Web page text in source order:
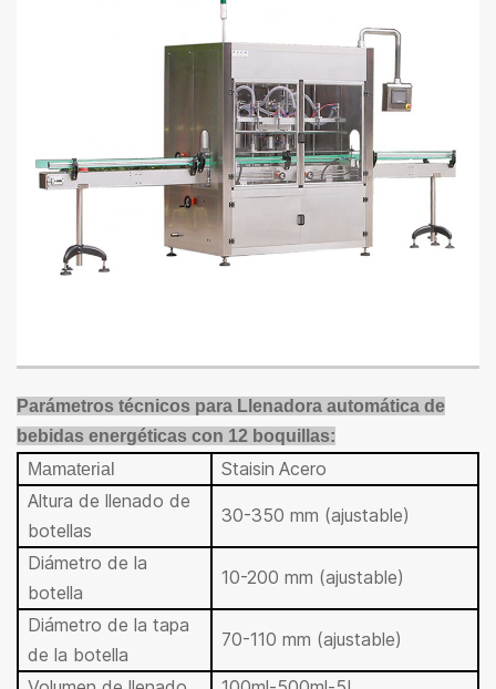
Parámetros técnicos para Llenadora automática de
bebidas energéticas con 12 boquillas:
Mamaterial Staisin Acero
Altura de llenado de
botellas
30-350 mm (ajustable)
Diámetro de la
botella
10-200 mm (ajustable)
Diámetro de la tapa
de la botella
70-110 mm (ajustable)